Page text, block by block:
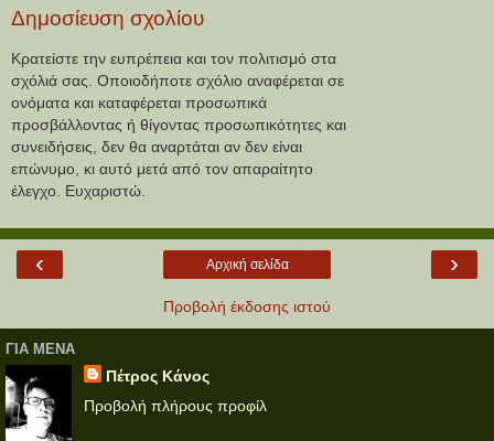
Δημοσίευση σχολίου
Κρατείστε την ευπρέπεια και τον πολιτισμό στα
σχόλιά σας. Οποιοδήποτε σχόλιο αναφέρεται σε
ονόματα και καταφέρεται προσωπικά
προσβάλλοντας ή θίγοντας προσωπικότητες και
συνειδήσεις, δεν θα αναρτάται αν δεν είναι
επώνυμο, κι αυτό μετά από τον απαραίτητο
έλεγχο. Ευχαριστώ.
‹ ›
Αρχική σελίδα
Προβολή έκδοσης ιστού
ΓΙΑ ΜΕΝΑ
Πέτρος Κάνος
Προβολή πλήρους προφίλ